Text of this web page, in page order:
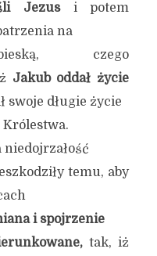
Jezusi potem
na
czego
Jakub oddał życie
swoje długie życie
niedojrzałość
temu, aby
i spojrzenie
tak, iż